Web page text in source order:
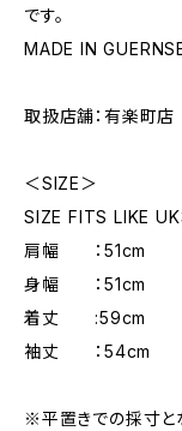
です。
MADE IN
取扱店舗：有楽町店
＜SIZE＞
SIZE FITS LIKE
肩幅 ：51cm
身幅 ：51cm
着丈 :59cm
袖丈 ：54cm
※平置きでの採寸と